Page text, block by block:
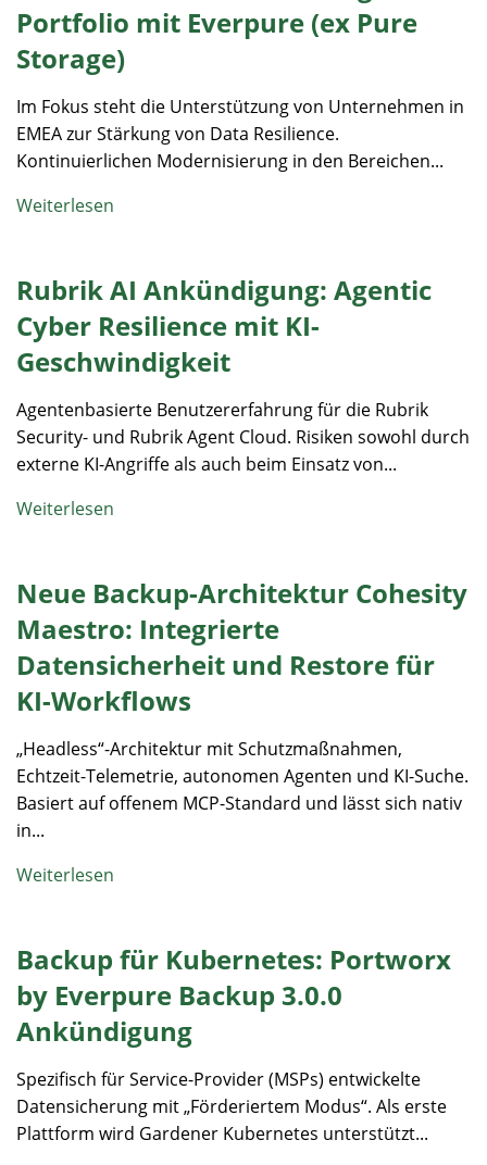
Portfolio mit Everpure (ex Pure
Storage)
Im Fokus steht die Unterstützung von Unternehmen in
EMEA zur Stärkung von Data Resilience.
Kontinuierlichen Modernisierung in den Bereichen...
Weiterlesen
Rubrik AI Ankündigung: Agentic
Cyber Resilience mit KI-
Geschwindigkeit
Agentenbasierte Benutzererfahrung für die Rubrik
Security- und Rubrik Agent Cloud. Risiken sowohl durch
externe KI-Angriffe als auch beim Einsatz von...
Weiterlesen
Neue Backup-Architektur Cohesity
Maestro: Integrierte
Datensicherheit und Restore für
KI-Workflows
„Headless“-Architektur mit Schutzmaßnahmen,
Echtzeit-Telemetrie, autonomen Agenten und KI-Suche.
Basiert auf offenem MCP-Standard und lässt sich nativ
in...
Weiterlesen
Backup für Kubernetes: Portworx
by Everpure Backup 3.0.0
Ankündigung
Spezifisch für Service-Provider (MSPs) entwickelte
Datensicherung mit „Förderiertem Modus“. Als erste
Plattform wird Gardener Kubernetes unterstützt...